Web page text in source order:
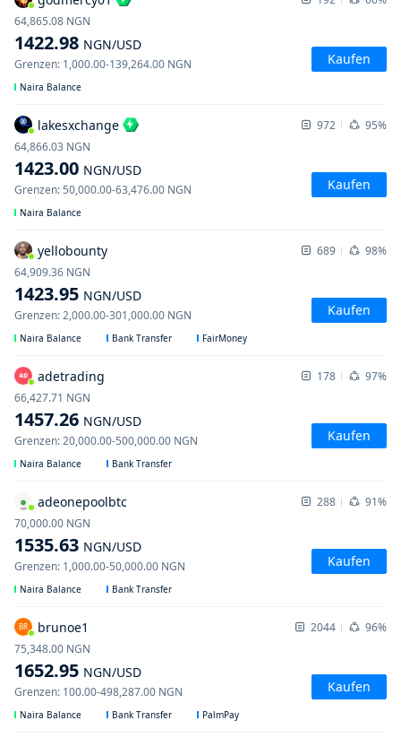
1422.98 NGN/USD
64,865.08 NGN
Grenzen: 1,000.00-139,264.00 NGN Kaufen
Naira Balance
lakesxchange 972 95%
1423.00 NGN/USD
64,866.03 NGN
Grenzen:50,000.00-63,476.00 NGN Kaufen
Naira Balance
yellobounty 689 98%
1423.95 NGN/USD
64,909.36 NGN
Grenzen:2,000.00-301,000.00 NGN Kaufen
Naira Balance Bank Transfer FairMoney
adetrading 178 97%
1457.26 NGN/USD
66,427.71 NGN
Grenzen:20,000.00-500,000.00 NGN Kaufen
Naira Balance Bank Transfer
adeonepoolbtc 288 91%
1535.63 NGN/USD
70,000.00 NGN
Grenzen: 1,000.00-50,000.00 NGN Kaufen
Naira Balance Bank Transfer
BR brunoe1 2044 96%
1652.95 NGN/USD
75,348.00 NGN
Grenzen: 100.00-498,287.00 NGN Kaufen
Naira Balance Bank Transfer PalmPay